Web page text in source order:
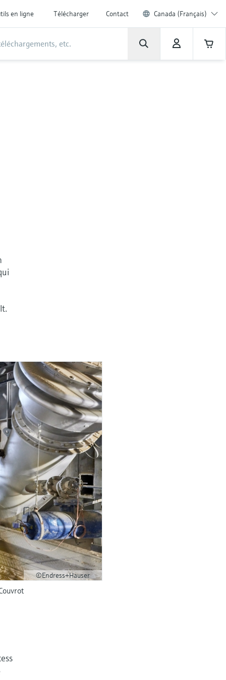
en ligne Télécharger Contact Canada (Français)
©Endress+Hauser